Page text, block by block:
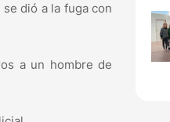
dió a la fuga con
a un hombre de